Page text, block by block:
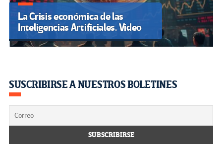
La Crisis económica de las
Inteligencias Artificiales. Video
SUSCRIBIRSE A NUESTROS BOLETINES